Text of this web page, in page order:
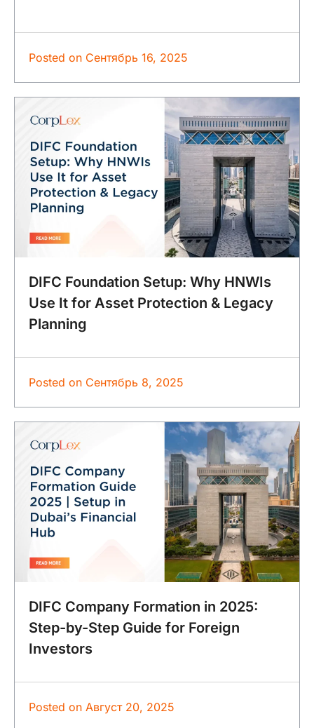
Posted on Сентябрь 16, 2025
DIFC Foundation Setup: Why HNWIs
Use It for Asset Protection & Legacy
Planning
Posted on Сентябрь 8, 2025
DIFC Company Formation in 2025:
Step-by-Step Guide for Foreign
Investors
Posted on Август 20, 2025